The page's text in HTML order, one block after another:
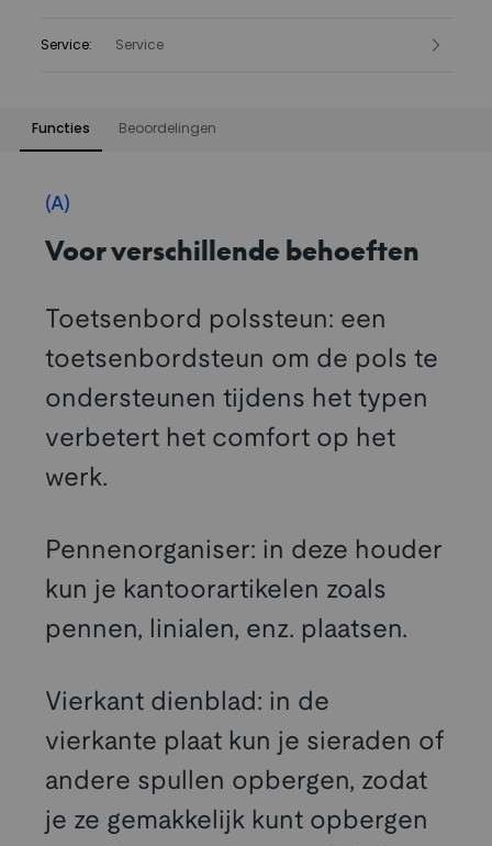
Service: Service
Functies Beoordelingen
(A)
Voor verschillende behoeften
Toetsenbord polssteun: een
toetsenbordsteun om de pols te
ondersteunen tijdens het typen
verbetert het comfort op het
werk.
Pennenorganiser: in deze houder
kun je kantoorartikelen zoals
pennen, linialen, enz. plaatsen.
Vierkant dienblad: in de
vierkante plaat kun je sieraden of
andere spullen opbergen, zodat
je ze gemakkelijk kunt opbergen